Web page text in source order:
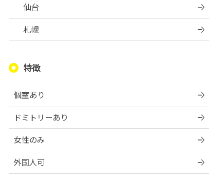
仙台
札幌
特徴
個室あり
ドミトリーあり
女性のみ
外国人可